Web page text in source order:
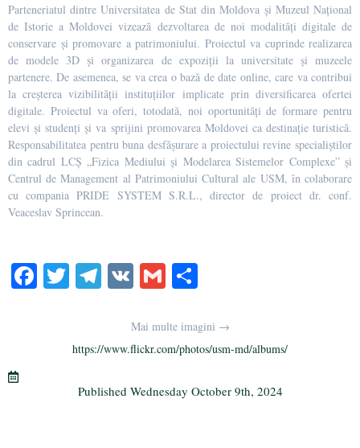
Parteneriatul dintre Universitatea de Stat din Moldova și Muzeul Național
de Istorie a Moldovei vizează dezvoltarea de noi modalități digitale de
conservare și promovare a patrimoniului. Proiectul va cuprinde realizarea
de modele 3D și organizarea de expoziții la universitate și muzeele
partenere. De asemenea, se va crea o bază de date online, care va contribui
la creșterea vizibilității instituțiilor implicate prin diversificarea ofertei
digitale. Proiectul va oferi, totodată, noi oportunități de formare pentru
elevi și studenți și va sprijini promovarea Moldovei ca destinație turistică.
Responsabilitatea pentru buna desfășurare a proiectului revine specialiștilor
din cadrul LCȘ „Fizica Mediului și Modelarea Sistemelor Complexe” și
Centrul de Management al Patrimoniului Cultural ale USM, în colaborare
cu compania PRIDE SYSTEM S.R.L., director de proiect dr. conf.
Veaceslav Sprincean.
Fa T
r
Te
a
m
V G
ailre
Mai multe imagini →
https://www.flickr.com/photos/usm-md/albums/
Published Wednesday October 9th, 2024